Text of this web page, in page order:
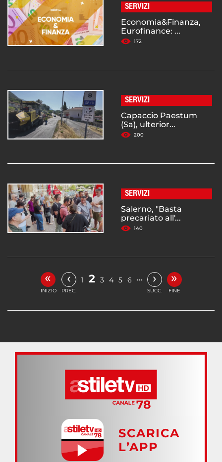
SERVIZI
Economia&Finanza,
Eurofinance: ...
172
SERVIZI
Capaccio Paestum
(Sa), ulterior...
200
SERVIZI
Salerno, "Basta
precariato all'...
140
«
INIZIO
‹
PREC.
1 2 3 4 5 6 … ›
SUCC.
»
FINE
SCARICA
L’APP